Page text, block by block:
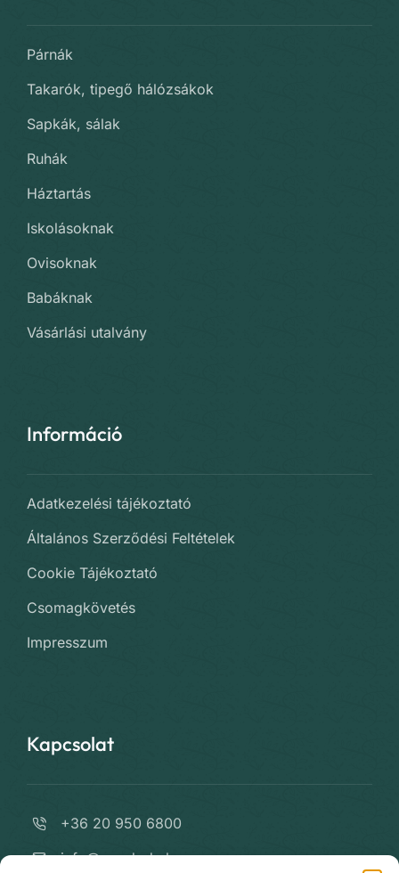
Párnák
Takarók, tipegő hálózsákok
Sapkák, sálak
Ruhák
Háztartás
Iskolásoknak
Ovisoknak
Babáknak
Vásárlási utalvány
Információ
Adatkezelési tájékoztató
Általános Szerződési Feltételek
Cookie Tájékoztató
Csomagkövetés
Impresszum
Kapcsolat
+36 20 950 6800
info@varrdoda.hu